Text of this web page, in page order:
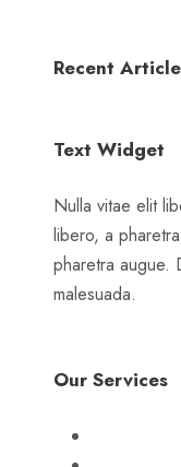
Recent
Text Widget
Nulla vitae elit
libero, a
pharetra augue.
malesuada.
Our Services